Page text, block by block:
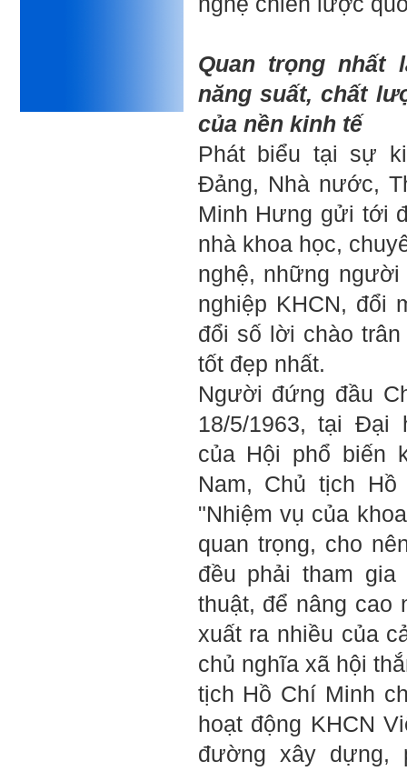
Quan trọng nhất
năng suất, chất
của nền kinh tế
Phát biểu tại sự
Đảng, Nhà nước,
Minh Hưng gửi tới
nhà khoa học,
nghệ, những
nghiệp KHCN, đổi
đổi số lời chào
tốt đẹp nhất.
Người đứng đầu
18/5/1963, tại Đại
của Hội phổ biến
Nam, Chủ tịch
"Nhiệm vụ của
quan trọng, cho
đều phải tham
thuật, để nâng cao
xuất ra nhiều của
chủ nghĩa xã hội
tịch Hồ Chí Minh
hoạt động KHCN
đường xây dựng,